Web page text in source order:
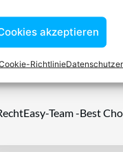
akzeptieren
Richtlinie
ist dafür da, über
im
kennt er alle
vertraut.
Team -Best